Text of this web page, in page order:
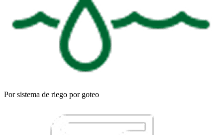
Por sistema de riego por goteo